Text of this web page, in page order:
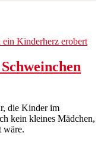
die Kinder im
kein kleines Mädchen,
wäre.